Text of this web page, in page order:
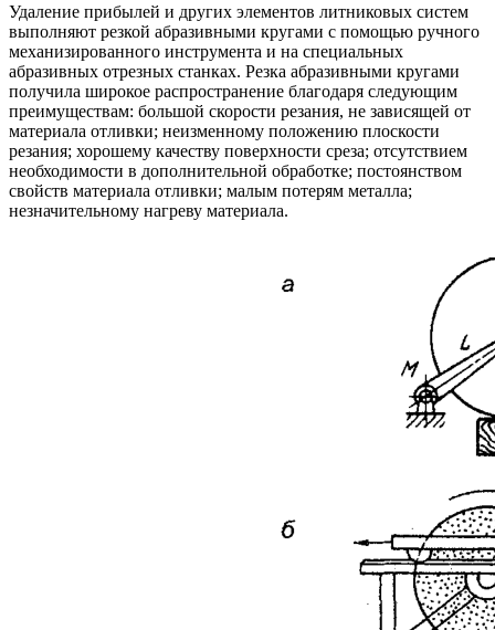
Удаление прибылей и других элементов литниковых систем
выполняют резкой абразивными кругами с помощью ручного
механизированного инструмента и на специальных
абразивных отрезных станках. Резка абразивными кругами
получила широкое распространение благодаря следующим
преимуществам: большой скорости резания, не зависящей от
материала отливки; неизменному положению плоскости
резания; хорошему качеству поверхности среза; отсутствием
необходимости в дополнительной обработке; постоянством
свойств материала отливки; малым потерям металла;
незначительному нагреву материала.